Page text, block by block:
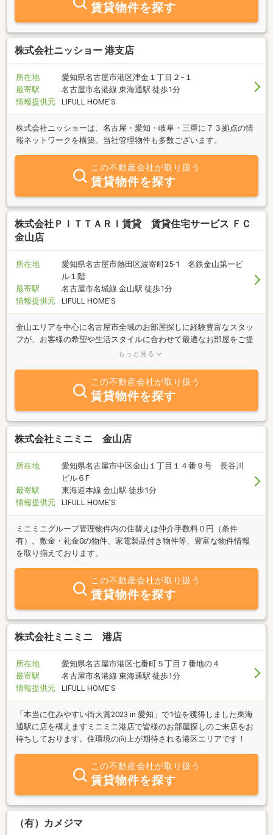
賃貸物件を探す
株式会社ニッショー 港支店
所在地
愛知県名古屋市港区津金１丁目２−１
最寄駅
名古屋市名港線 東海通駅 徒歩1分
情報提供元
LIFULL HOME'S
株式会社ニッショーは、名古屋・愛知・岐阜・三重に７３拠点の情
報ネットワークを構築。当社管理物件も多数ございます。
この不動産会社が取り扱う
賃貸物件を探す
株式会社ＰＩＴＴＡＲＩ賃貸 賃貸住宅サービス ＦＣ
金山店
所在地
愛知県名古屋市熱田区波寄町25-1 名鉄金山第一ビ
ル１階
最寄駅
名古屋市名城線 金山駅 徒歩1分
情報提供元
LIFULL HOME'S
金山エリアを中心に名古屋市全域のお部屋探しに経験豊富なスタッ
フが、お客様の希望や生活スタイルに合わせて最適なお部屋をご提
案。初めての一人暮らしからファミリー向け物件まで、幅広いライ
もっと見る
この不動産会社が取り扱う
賃貸物件を探す
株式会社ミニミニ 金山店
所在地
愛知県名古屋市中区金山１丁目１４番９号 長谷川
ビル６F
最寄駅
東海道本線 金山駅 徒歩1分
情報提供元
LIFULL HOME'S
ミニミニグループ管理物件内の住替えは仲介手数料０円（条件
有）。敷金・礼金0の物件、家電製品付き物件等、豊富な物件情報
を取り揃えております。
この不動産会社が取り扱う
賃貸物件を探す
株式会社ミニミニ 港店
所在地
愛知県名古屋市港区七番町５丁目７番地の４
最寄駅
名古屋市名港線 東海通駅 徒歩1分
情報提供元
LIFULL HOME'S
「本当に住みやすい街大賞2023 in 愛知」で1位を獲得しました東海
通駅に店を構えますミニミニ港店で皆様のお部屋探しのご来店をお
待ちしております。住環境の向上が期待される港区エリアです！
この不動産会社が取り扱う
賃貸物件を探す
（有）カメジマ